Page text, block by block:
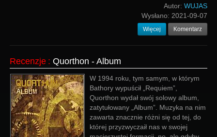
Autor: WUJAS
Wysłano: 2021-09-07
Więcej Komentarz
Recenzje : Quorthon - Album
W 1994 roku, tym samym, w którym
Bathory wypuścił „Requiem”,
Quorthon wydał swój solowy album,
zatytułowany „Album”. Muzyka na nim
zawarta znacznie różni się od tej, do
której przyzwyczaił nas w swojej